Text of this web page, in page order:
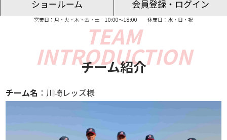
ショールーム
東京ショールーム
名古屋ショールーム
大阪ショールーム
福岡ショールーム
会員登録・ログイン
営業日：月・火・木・金・土 10:00～18:00 休業日：水・日・祝
チーム紹介
チーム名 ：川崎レッズ様